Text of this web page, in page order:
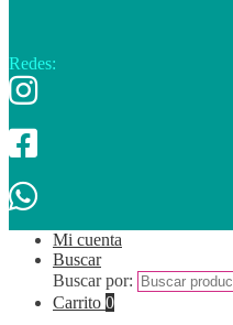
Redes:
Mi cuenta
Buscar
Buscar por:
Carrito 0